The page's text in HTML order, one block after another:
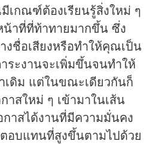
เกณฑ์ต้องเรียนรู้สิ่งใหม่ ๆ
าที่ที่ท้าทายมากขึ้น ซึ่ง
งชื่อเสียงหรือทำให้คุณเป็น
ระงานจะเพิ่มขึ้นจนทำให้
เดิม แต่ในขณะเดียวกันก็
าสใหม่ ๆ เข้ามาในเส้น
าสได้งานที่มีความมั่นคง
อบแทนที่สูงขึ้นตามไปด้วย